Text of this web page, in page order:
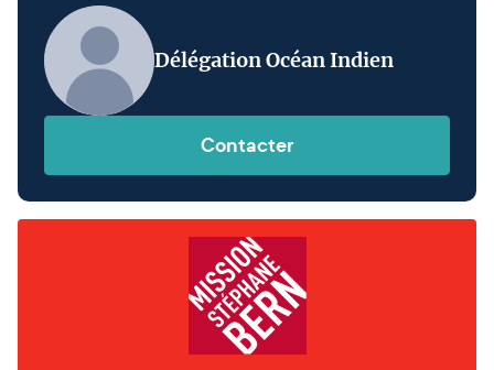
Délégation Océan Indien
Contacter